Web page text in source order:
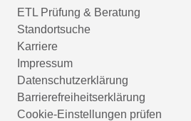
ETL Prüfung & Beratung
Standortsuche
Karriere
Impressum
Datenschutzerklärung
Barrierefreiheitserklärung
Cookie-Einstellungen prüfen